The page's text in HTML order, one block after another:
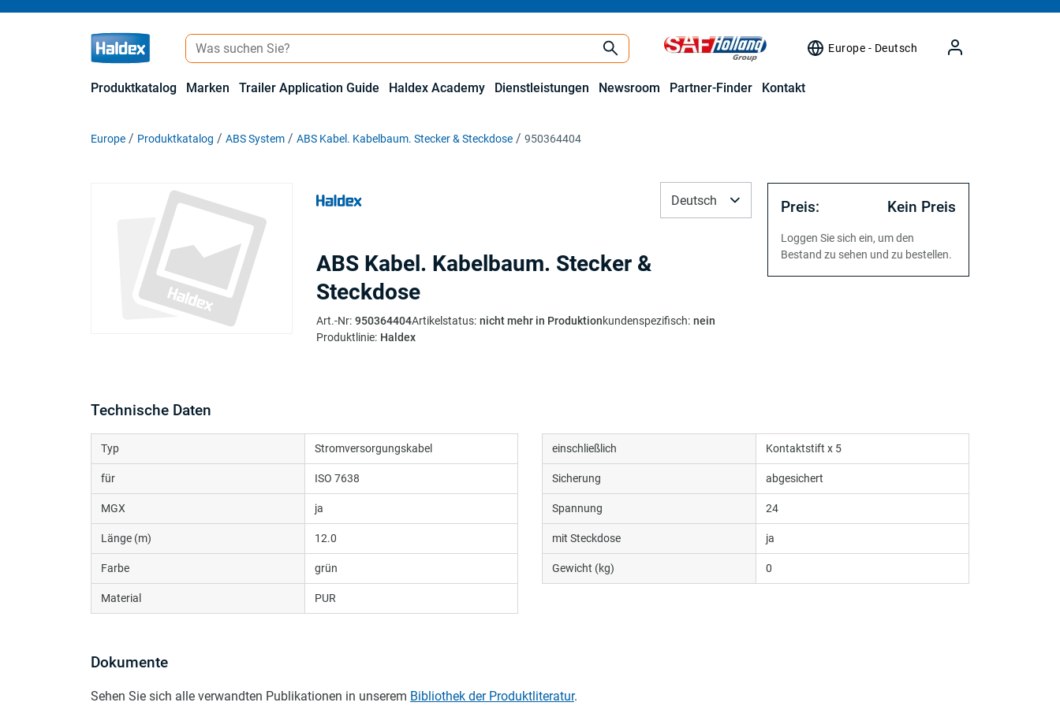
Europe - Deutsch
Produktkatalog Marken Trailer Application Guide Haldex Academy Dienstleistungen Newsroom Partner-Finder Kontakt
Europe Produktkatalog ABS System ABS Kabel. Kabelbaum. Stecker & Steckdose 950364404
ABS Kabel. Kabelbaum. Stecker &
Steckdose
Art.-Nr: 950364404Artikelstatus: nicht mehr in Produktionkundenspezifisch: nein
Produktlinie: Haldex
Deutsch Preis: Kein Preis
Loggen Sie sich ein, um den
Bestand zu sehen und zu bestellen.
Technische Daten
Typ Stromversorgungskabel
für ISO 7638
MGX ja
Länge (m) 12.0
Farbe grün
Material PUR
einschließlich Kontaktstift x 5
Sicherung abgesichert
Spannung 24
mit Steckdose ja
Gewicht (kg) 0
Dokumente
Sehen Sie sich alle verwandten Publikationen in unserem Bibliothek der Produktliteratur.